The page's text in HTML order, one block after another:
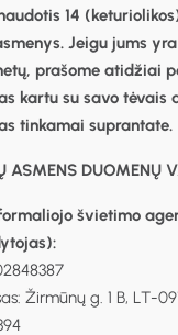
14
Jeigu jums
prašome atidžiai
kartu su savo
tinkamai suprantate.
ASMENS DUOMENŲ
švietimo
Žirmūnų g. 1 B, LT-